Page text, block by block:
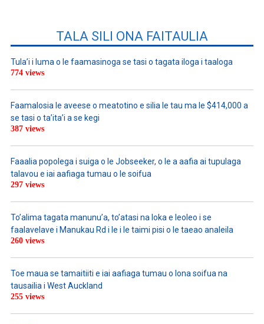
TALA SILI ONA FAITAULIA
Tula’i i luma o le faamasinoga se tasi o tagata iloga i taaloga
774 views
Faamalosia le aveese o meatotino e silia le tau ma le $414,000 a
se tasi o ta’ita’i a se kegi
387 views
Faaalia popolega i suiga o le Jobseeker, o le a aafia ai tupulaga
talavou e iai aafiaga tumau o le soifua
297 views
To’alima tagata manunu’a, to’atasi na loka e leoleo i se
faalavelave i Manukau Rd i le i le taimi pisi o le taeao analeila
260 views
Toe maua se tamaitiiti e iai aafiaga tumau o lona soifua na
tausailia i West Auckland
255 views